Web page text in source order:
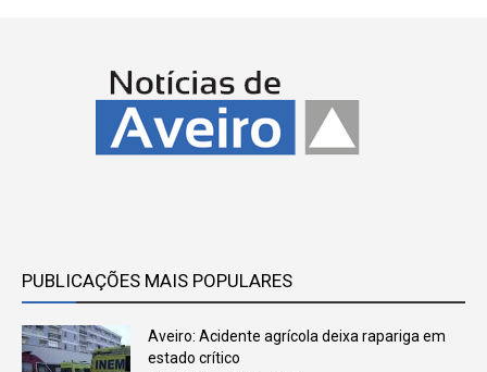
PUBLICAÇÕES MAIS POPULARES
Aveiro: Acidente agrícola deixa rapariga em
estado crítico